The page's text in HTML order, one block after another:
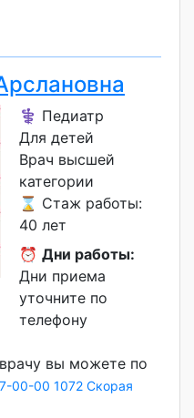
⚕️ Педиатр
Для детей
Врач высшей
категории
⌛ Стаж работы:
40 лет
⏰ Дни работы:
Дни приема
уточните по
телефону
вы можете по
00-00 1072 Скорая